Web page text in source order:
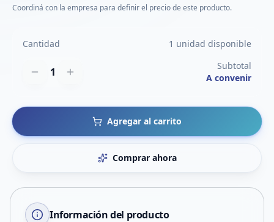
Coordiná con la empresa para definir el precio de este producto.
Cantidad 1 unidad disponible
1
Subtotal
A convenir
Agregar al carrito
Comprar ahora
Información del producto